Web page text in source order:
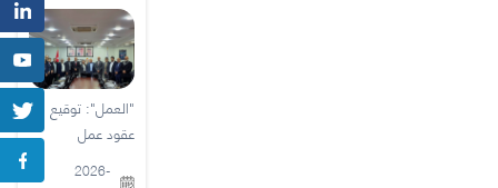
"العمل": توقيع
عقود عمل
2026-